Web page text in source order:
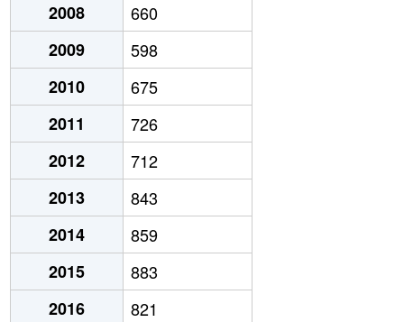
2008
660
2009
598
2010
675
2011
726
2012
712
2013
843
2014
859
2015
883
2016
821